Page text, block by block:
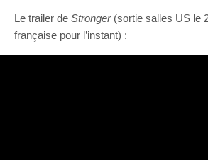
Le trailer de Stronger(sortie salles US le
française pour l’instant) :